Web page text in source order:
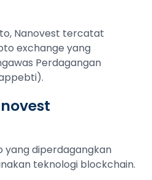
Nanovest tercatat
exchange yang
Perdagangan
yang diperdagangkan
teknologi blockchain.